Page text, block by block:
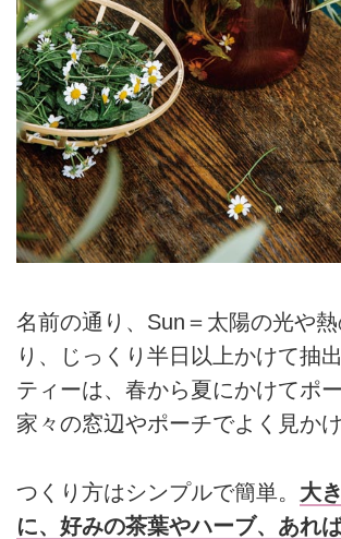
名前の通り、Sun＝太陽の光や熱
り、じっくり半日以上かけて抽
ティーは、春から夏にかけてポ
家々の窓辺やポーチでよく見かけ
つくり方はシンプルで簡単。 大
に、好みの茶葉やハーブ、あれ